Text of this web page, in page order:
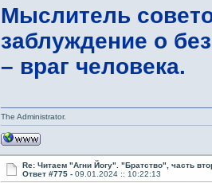
Мыслитель
заблуждение о
– враг человека.
The Administrator.
Re: Читаем "Агни Йогу". "Братство", часть
Ответ #775 -09.01.2024 :: 10:22:13